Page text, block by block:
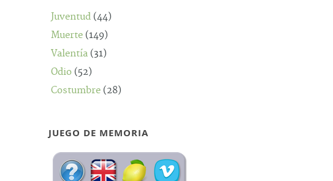
Juventud (44)
Muerte (149)
Valentía (31)
Odio (52)
Costumbre (28)
JUEGO DE MEMORIA